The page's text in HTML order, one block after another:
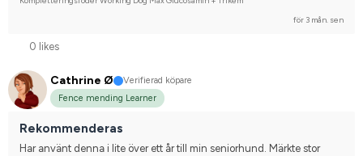
för 3 mån. sen
0 likes
Cathrine Ø
Verifierad köpare
Fence mending Learner
Rekommenderas
Har använt denna i lite över ett år till min seniorhund. Märkte stor